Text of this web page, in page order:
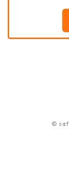
©